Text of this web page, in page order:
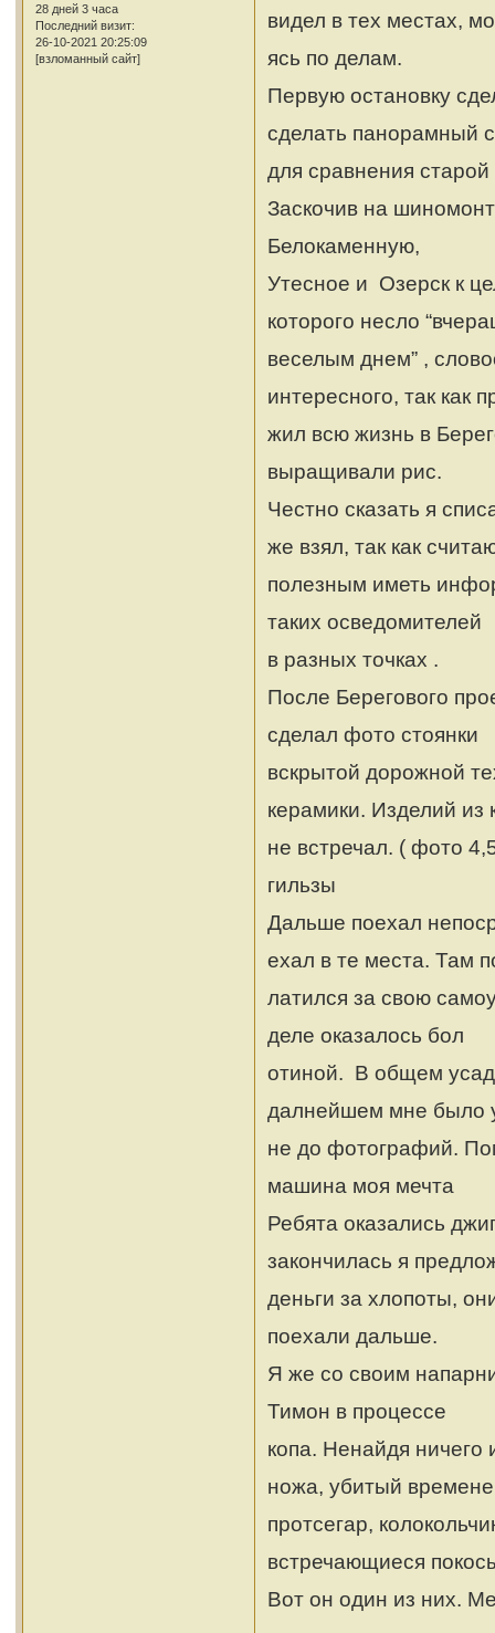
28 дней 3 часа
Последний визит:
26-10-2021 20:25:09
[взломанный сайт]
видел в тех местах,
ясь по делам.
Первую остановку
сделать панорамный
для сравнения
Заскочив на
Белокаменную,
Утесное и Озерск к
которого несло
веселым днем” ,
интересного, так как
жил всю жизнь в
выращивали рис.
Честно сказать я
же взял, так как
полезным иметь
таких осведомителей
в разных точках .
После Берегового
сделал фото стоянки
вскрытой дорожной
керамики. Изделий из
не встречал. ( фото
гильзы
Дальше поехал
ехал в те места. Там
латился за свою
деле оказалось бол
отиной. В общем
далнейшем мне было
не до фотографий.
машина моя мечта
Ребята оказались
закончилась я
деньги за хлопоты,
поехали дальше.
Я же со своим
Тимон в процессе
копа. Ненайдя ничего
ножа, убитый
протсегар,
встречающиеся
Вот он один из них.